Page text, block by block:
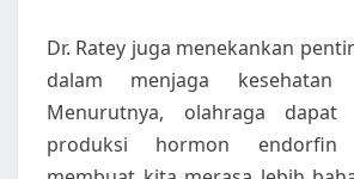
Dr. Ratey juga menekankan
dalam menjaga
Menurutnya, olahraga dapat
produksi hormon